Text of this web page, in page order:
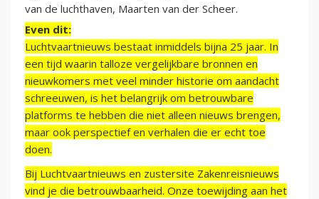
van de luchthaven, Maarten van der Scheer.
Even dit:
Luchtvaartnieuws bestaat inmiddels bijna 25 jaar. In
een tijd waarin talloze vergelijkbare bronnen en
nieuwkomers met veel minder historie om aandacht
schreeuwen, is het belangrijk om betrouwbare
platforms te hebben die niet alleen nieuws brengen,
maar ook perspectief en verhalen die er echt toe
doen.
Bij Luchtvaartnieuws en zustersite Zakenreisnieuws
vind je die betrouwbaarheid. Onze toewijding aan het